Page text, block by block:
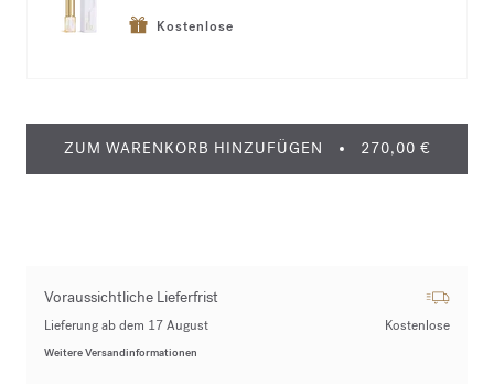
Kostenlose
ZUM WARENKORB HINZUFÜGEN 270,00 €
Voraussichtliche Lieferfrist
Lieferung ab dem 17 August Kostenlose
Weitere Versandinformationen